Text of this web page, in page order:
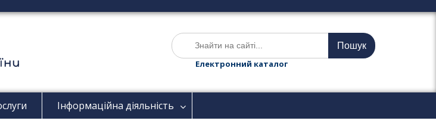
Ш
у
т
Електронний каталог
Інформаційна діяльність